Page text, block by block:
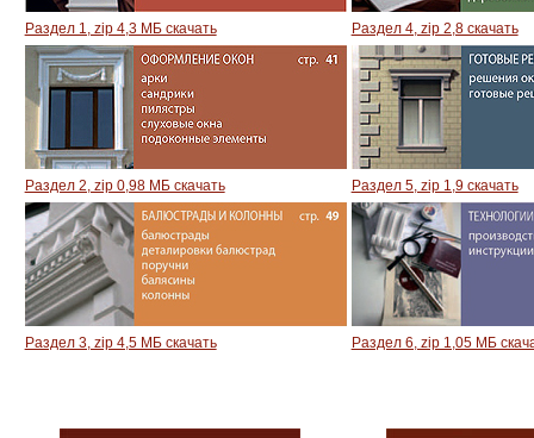
Блоги
Расширенный поиск по сайту
Раздел 1, zip 4,3 МБ скачать Раздел 4, zip 2,8 скачать
Раздел 2, zip 0,98 МБ скачать Раздел 5, zip 1,9 скачать
Раздел 3, zip 4,5 МБ скачать Раздел 6, zip 1,05 МБ